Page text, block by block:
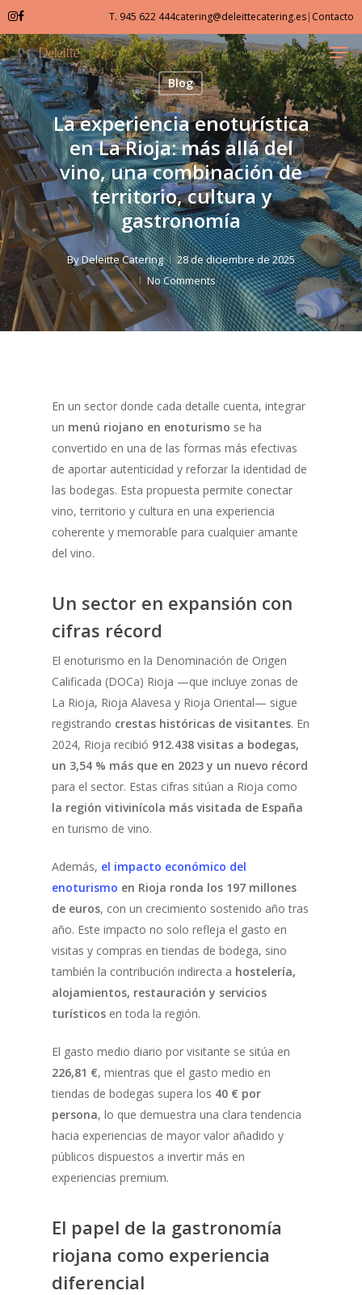
Skip
to
main
content
T. 945 622 444catering@deleittecatering.es| Contacto
Blog
La experiencia enoturística
en La Rioja: más allá del
vino, una combinación de
territorio, cultura y
gastronomía
ByDeleitte Catering
28 de diciembre de 2025
No Comments
En un sector donde cada detalle cuenta, integrar
un menú riojano en enoturismo se ha
convertido en una de las formas más efectivas
de aportar autenticidad y reforzar la identidad de
las bodegas. Esta propuesta permite conectar
vino, territorio y cultura en una experiencia
coherente y memorable para cualquier amante
del vino.
Un sector en expansión con
cifras récord
El enoturismo en la Denominación de Origen
Calificada (DOCa) Rioja —que incluye zonas de
La Rioja, Rioja Alavesa y Rioja Oriental— sigue
registrando crestas históricas de visitantes. En
2024, Rioja recibió 912.438 visitas a bodegas,
un 3,54 % más que en 2023 y un nuevo récord
para el sector. Estas cifras sitúan a Rioja como
la región vitivinícola más visitada de España
en turismo de vino.
Además, el impacto económico del
enoturismo en Rioja ronda los 197 millones
de euros, con un crecimiento sostenido año tras
año. Este impacto no solo refleja el gasto en
visitas y compras en tiendas de bodega, sino
también la contribución indirecta a hostelería,
alojamientos, restauración y servicios
turísticos en toda la región.
El gasto medio diario por visitante se sitúa en
226,81 €, mientras que el gasto medio en
tiendas de bodegas supera los 40 € por
persona, lo que demuestra una clara tendencia
hacia experiencias de mayor valor añadido y
públicos dispuestos a invertir más en
experiencias premium.
El papel de la gastronomía
riojana como experiencia
diferencial
Close
Menu